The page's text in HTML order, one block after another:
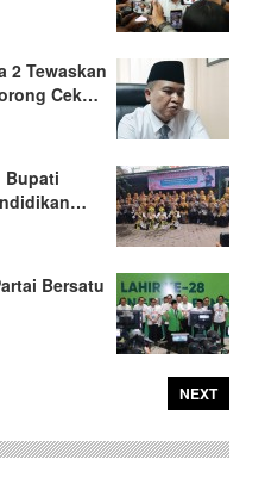
2 Tewaskan
Cek…
Bupati
Bersatu
NEXT